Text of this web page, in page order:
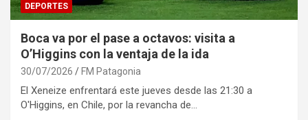
DEPORTES
Boca va por el pase a octavos: visita a
O’Higgins con la ventaja de la ida
30/07/2026 FM Patagonia
El Xeneize enfrentará este jueves desde las 21:30 a
O'Higgins, en Chile, por la revancha de…